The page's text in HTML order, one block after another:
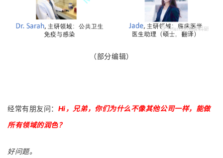
（部分编辑）
经常有朋友问： Hi，兄弟，你们为什么不像其他公司一样，能做
所有领域的润色？
好问题。